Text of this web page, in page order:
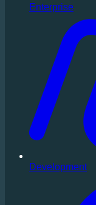
Enterprise
Development